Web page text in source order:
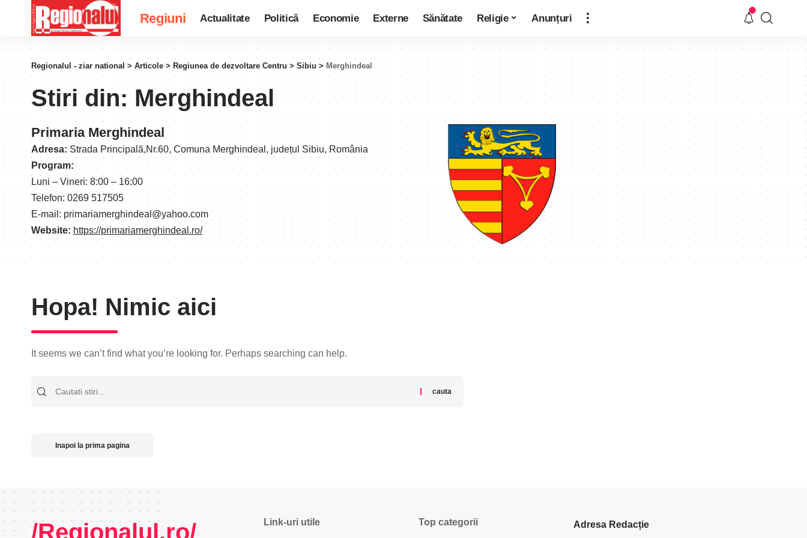
Regiuni Actualitate Politică Economie Externe Sănătate Religie Anunțuri
Regionalul - ziar national > Articole > Regiunea de dezvoltare Centru > Sibiu > Merghindeal
Stiri din:Merghindeal
Primaria Merghindeal
Adresa:Strada Principală,Nr.60, Comuna Merghindeal, județul Sibiu, România
Program:
Luni – Vineri: 8:00 – 16:00
Telefon: 0269 517505
E-mail: primariamerghindeal@yahoo.com
Website: https://primariamerghindeal.ro/
Hopa! Nimic aici
It seems we can’t find what you’re looking for. Perhaps searching can help.
Inapoi la prima pagina
/Regionalul.ro/ Link-uri utile Top categorii Adresa Redacție